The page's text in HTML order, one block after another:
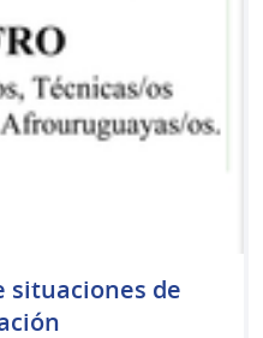
situaciones de